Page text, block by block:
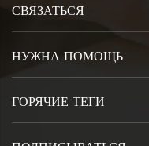
СВЯЗАТЬСЯ
НУЖНА ПОМОЩЬ
ГОРЯЧИЕ ТЕГИ